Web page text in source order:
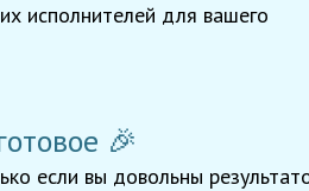
исполнителей для вашего
🎉
если вы довольны